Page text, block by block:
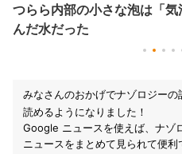
つらら内部の小さな泡は「
んだ水だった
みなさんのおかげでナゾロジーの
読めるようになりました！
Google ニュースを使えば、ナゾ
ニュースをまとめて見られて便利